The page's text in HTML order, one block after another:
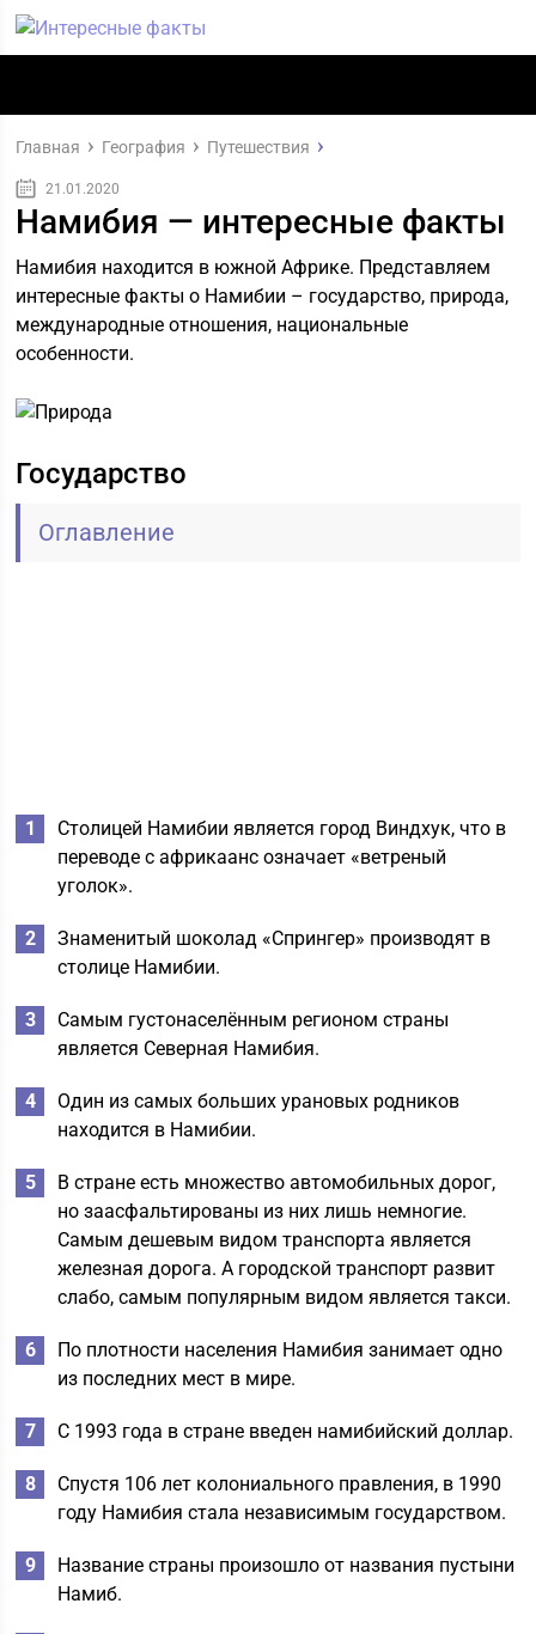
Главная География Путешествия
21.01.2020
Намибия — интересные факты
Намибия находится в южной Африке. Представляем
интересные факты о Намибии – государство, природа,
международные отношения, национальные
особенности.
Государство
Оглавление
Столицей Намибии является город Виндхук, что в
переводе с африкаанс означает «ветреный
уголок».
Знаменитый шоколад «Спрингер» производят в
столице Намибии.
Самым густонаселённым регионом страны
является Северная Намибия.
Один из самых больших урановых родников
находится в Намибии.
В стране есть множество автомобильных дорог,
но заасфальтированы из них лишь немногие.
Самым дешевым видом транспорта является
железная дорога. А городской транспорт развит
слабо, самым популярным видом является такси.
По плотности населения Намибия занимает одно
из последних мест в мире.
С 1993 года в стране введен намибийский доллар.
Спустя 106 лет колониального правления, в 1990
году Намибия стала независимым государством.
Название страны произошло от названия пустыни
Намиб.